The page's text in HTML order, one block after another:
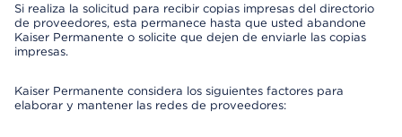
Si realiza la solicitud para recibir copias impresas del directorio
de proveedores, esta permanece hasta que usted abandone
Kaiser Permanente o solicite que dejen de enviarle las copias
impresas.
Kaiser Permanente considera los siguientes factores para
elaborar y mantener las redes de proveedores: